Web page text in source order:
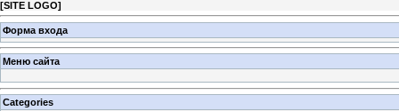
[SITE LOGO]
Форма входа
Меню сайта
Categories